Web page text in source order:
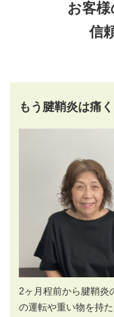
お客様
信
もう腱鞘炎は痛
2ヶ月程前から腱鞘炎
の運転や重い物を持